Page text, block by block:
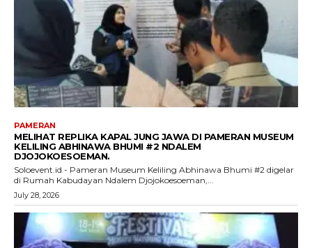
PAMERAN
MELIHAT REPLIKA KAPAL JUNG JAWA DI PAMERAN MUSEUM
KELILING ABHINAWA BHUMI #2 NDALEM
DJOJOKOESOEMAN.
Soloevent.id - Pameran Museum Keliling Abhinawa Bhumi #2 digelar
di Rumah Kabudayan Ndalem Djojokoesoeman,...
July 28, 2026